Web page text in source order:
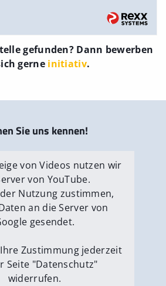
gefunden? Dann bewerben
gerne initiativ.
Sie uns kennen!
von Videos nutzen wir
von YouTube.
Nutzung zustimmen,
an die Server von
gesendet.
Zustimmung jederzeit
Seite "Datenschutz"
widerrufen.